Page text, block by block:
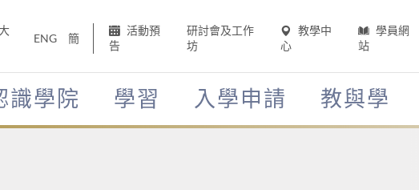
ENG 簡
活動預
告
研討會及工作
坊
教學中
心
學員網
站
識學院 學習 入學申請 教與學